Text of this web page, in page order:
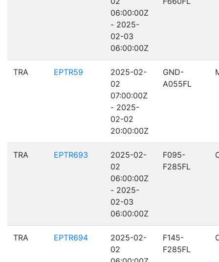
06:00:00Z
- 2025-
02-03
06:00:00Z
TRA EPTR59
2025-02-
02
07:00:00Z
- 2025-
02-02
20:00:00Z
GND-
A055FL
TRA EPTR693
2025-02-
02
06:00:00Z
- 2025-
02-03
06:00:00Z
F095-
F285FL
TRA EPTR694
2025-02-
02
F145-
F285FL